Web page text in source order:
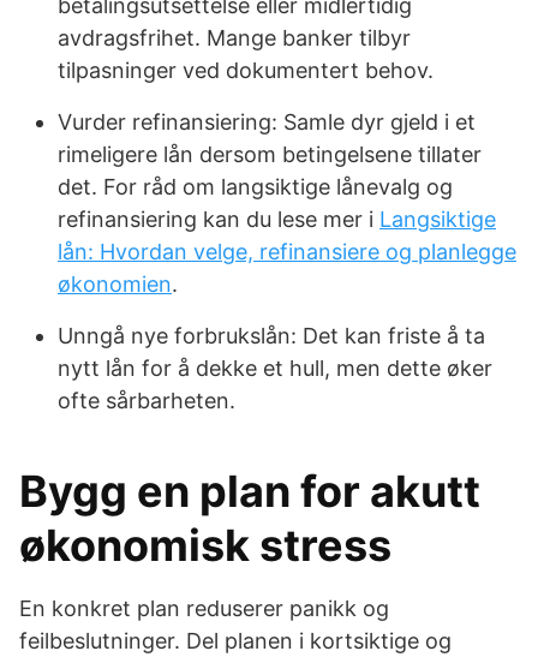
betalingsutsettelse eller midlertidig
avdragsfrihet. Mange banker tilbyr
tilpasninger ved dokumentert behov.
Vurder refinansiering: Samle dyr gjeld i et
rimeligere lån dersom betingelsene tillater
det. For råd om langsiktige lånevalg og
refinansiering kan du lese mer i Langsiktige
lån: Hvordan velge, refinansiere og planlegge
økonomien.
Unngå nye forbrukslån: Det kan friste å ta
nytt lån for å dekke et hull, men dette øker
ofte sårbarheten.
Bygg en plan for akutt
økonomisk stress
En konkret plan reduserer panikk og
feilbeslutninger. Del planen i kortsiktige og